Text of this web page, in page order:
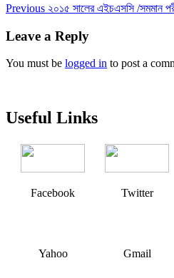
Post
navigation
Previous Previous
২০১৫ সালের এইচএসসি /সমমান
Leave a Reply
You must be logged in to post a
Useful Links
Facebook Twitter
Yahoo Gmail